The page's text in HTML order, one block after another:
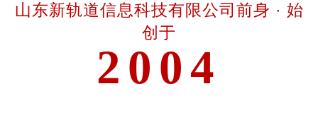
山东新轨道信息科技有限公司前身 · 始
创于
2004